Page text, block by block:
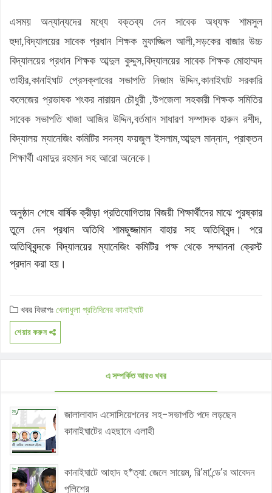
এসময় অন্যান্যদের মধ্যে বক্তব্য দেন সাবেক অধ্যক্ষ শামসুল
হুদা,বিদ্যালয়ের সাবেক প্রধান শিক্ষক মুফাজ্জিল আলী,সড়কের বাজার উচ্চ
বিদ্যালয়ের প্রধান শিক্ষক আব্দুল কুদ্দুস,বিদ্যালয়ের সাবেক শিক্ষক মোহাম্মদ
তাহীর,কানাইঘাট প্রেসক্লাবের সভাপতি নিজাম উদ্দিন,কানাইঘাট সরকারি
কলেজের প্রভাষক শংকর নারায়ন চৌধুরী ,উপজেলা সহকারী শিক্ষক সমিতির
সাবেক সভাপতি খাজা আজির উদ্দিন,বর্তমান সাধারণ সম্পাদক হারুন রশীদ,
বিদ্যালয় ম্যানেজিং কমিটির সদস্য ফয়জুল ইসলাম,আব্দুল মান্নান, প্রাক্তন
শিক্ষার্থী এমাদুর রহমান সহ আরো অনেকে।
অনুষ্ঠান শেষে বার্ষিক ক্রীড়া প্রতিযোগিতায় বিজয়ী শিক্ষার্থীদের মাঝে পুরষ্কার
তুলে দেন প্রধান অতিথি শামছুজ্জামান বাহার সহ অতিথিবৃন্দ। পরে
অতিথিবৃন্দকে বিদ্যালয়ের ম্যানেজিং কমিটির পক্ষ থেকে সম্মাননা ক্রেস্ট
প্রদান করা হয়।
খবর বিভাগঃখেলাধুলাপ্রতিদিনের কানাইঘাট
শেয়ার করুন
এ সম্পর্কিত আরও খবর
জালালাবাদ এসোসিয়েশনের সহ-সভাপতি পদে লড়ছেন
কানাইঘাটের এহছানে এলাহী
কানাইঘাটে আহাদ হ*ত্যা: জেলে সায়েম, রি’মা’ন্ডে’র আবেদন
পুলিশের